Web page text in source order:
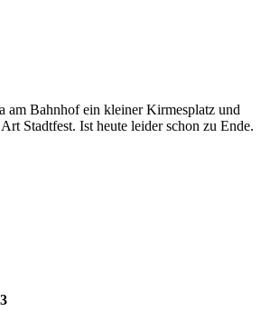
am Bahnhof ein kleiner Kirmesplatz und
Stadtfest. Ist heute leider schon zu Ende.